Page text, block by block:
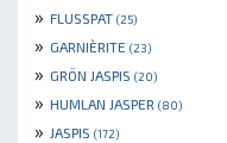
» FLUSSPAT (25)
» GARNIÈRITE (23)
» GRÖN JASPIS (20)
» HUMLAN JASPER (80)
» JASPIS (172)